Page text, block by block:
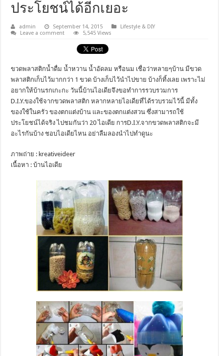
ประโยชน์ได้อีกเยอะ
admin September 14, 2015
Lifestyle & DIY
Leave a comment
5,545 Views
ขวดพลาสติกน้ำดื่ม น้ำหวาน น้ำอัดลม หรือนม เชื่อว่าหลายๆบ้าน มีขวด
พลาสติกเก็บไว้มากกว่า 1 ขวด บ้างเก็บไว้นำไปขาย บ้างก็ทิ้งเลย เพราะไม่
อยากให้บ้านรกเกะกะ วันนี้บ้านไอเดียจึงขอทำการรวบรวมการ
D.I.Y.ของใช้จากขวดพลาสติก หลากหลายไอเดียที่ได้รวบรวมไว้นี้ มีทั้ง
ของใช้ในครัว ของตกแต่งบ้าน และของตกแต่งสวน ซึ่งสามารถใช้
ประโยชน์ได้จริง ไปชมกันว่า 20 ไอเดีย การD.I.Y.จากขวดพลาสติกจะมี
อะไรกันบ้าง ชอบไอเดียไหน อย่าลืมลองนำไปทำดูนะ
ภาพถ่าย : kreativeideer
เนื้อหา : บ้านไอเดีย